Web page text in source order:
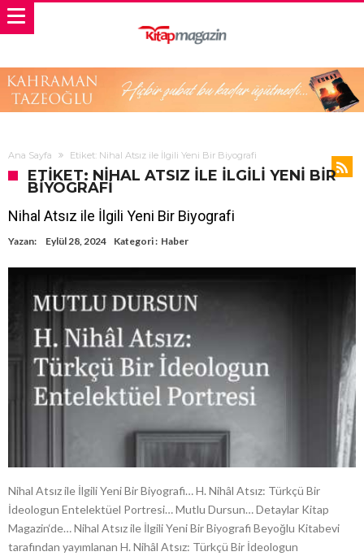
Ana Sayfa Etiket: Nihal Atsız ile İlgili Yeni Bir Biyografi
ETIKET: NIHAL ATSIZ ILE İLGILI YENI BIR
BIYOGRAFI
Nihal Atsız ile İlgili Yeni Bir Biyografi
Yazan: Eylül 28, 2024 Kategori : Haber
Nihal Atsız ile İlgili Yeni Bir Biyografi… H. Nihâl Atsız: Türkçü Bir
İdeologun Entelektüel Portresi… Mutlu Dursun… Detaylar Kitap
Magazin‘de… Nihal Atsız ile İlgili Yeni Bir Biyografi Beyoğlu Kitabevi
tarafından yayımlanan H. Nihâl Atsız: Türkçü Bir İdeologun